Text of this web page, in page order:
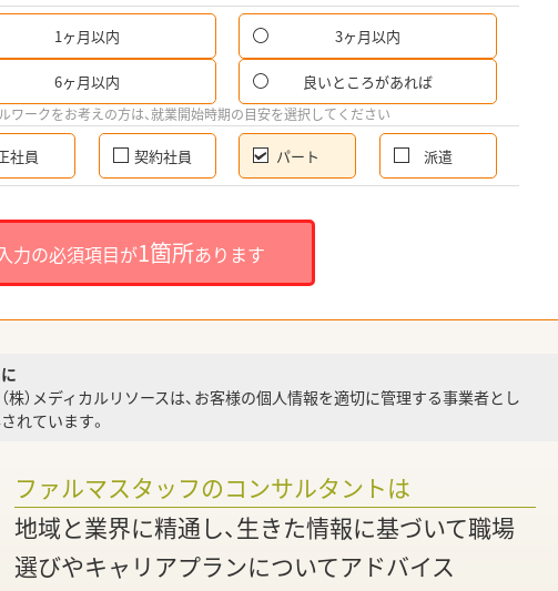
1ヶ月以内 3ヶ月以内
6ヶ月以内 良いところがあれば
ワークをお考えの方は、就業開始時期の目安を選択してください
社員 契約社員 パート 派遣
力の必須項目が1箇所あります
株）メディカルリソースは、お客様の個人情報を適切に管理する事業者とし
れています。
ファルマスタッフのコンサルタントは
地域と業界に精通し、生きた情報に基づいて職場
選びやキャリアプランについてアドバイス